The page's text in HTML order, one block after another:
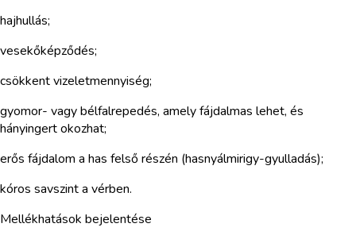
hajhullás;
vesekőképződés;
csökkent vizeletmennyiség;
gyomor- vagy bélfalrepedés, amely fájdalmas lehet, és
hányingert okozhat;
erős fájdalom a has felső részén (hasnyálmirigy-gyulladás);
kóros savszint a vérben.
Mellékhatások bejelentése